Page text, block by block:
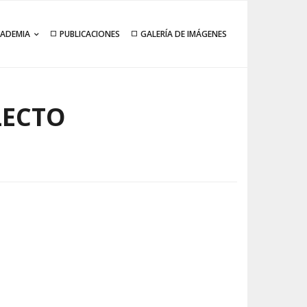
PUBLICACIONES GALERÍA DE IMÁGENES